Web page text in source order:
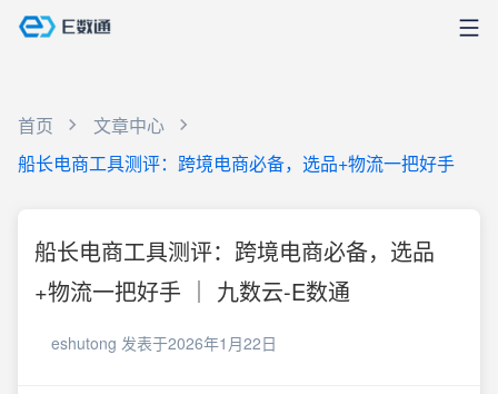
首页
文章中心
船长电商工具测评：跨境电商必备，选品+物流一把好手
船长电商工具测评：跨境电商必备，选品
+物流一把好手 ｜ 九数云-E数通
eshutong 发表于2026年1月22日